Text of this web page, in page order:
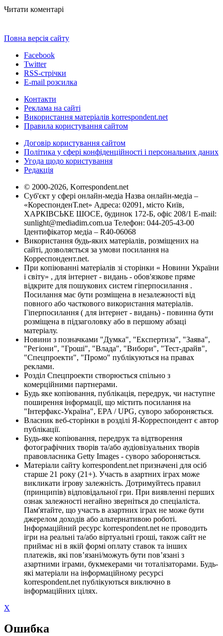
Читати коментарі
Повна версія сайту
Facebook
Twitter
RSS-стрічки
E-mail розсилка
Контакти
Реклама на сайті
Використання матеріалів korrespondent.net
Правила користування сайтом
Договір користування сайтом
Політика у сфері конфіденційності і персональних даних
Угода щодо користування
Редакція
© 2000-2026, Korrespondent.net
Суб'єкт у сфері онлайн-медіа Назва онлайн-медіа –
«КореспонденТ.net» Адреса: 02091, місто Київ,
ХАРКІВСЬКЕ ШОСЕ, будинок 172-Б, офіс 208/1 E-mail:
sunlight@mediadim.com.ua Телефон: 044-205-43-00
Ідентифікатор медіа – R40-06068
Використання будь-яких матеріалів, розміщених на
сайті, дозволяється за умови посилання на
Корреспондент.net.
При копіюванні матеріалів зі сторінки « Новини України
і світу» , для інтернет - видань - обов'язкове пряме
відкрите для пошукових систем гіперпосилання .
Посилання має бути розміщена в незалежності від
повного або часткового використання матеріалів.
Гіперпосилання ( для інтернет - видань) - повинна бути
розміщена в підзаголовку або в першому абзаці
матеріалу.
Новини з позначками "Думка", "Експертиза", "Заява",
"Регіони", "Гроші", "Влада", "Вибори", "Тест-драйв",
"Спецпроекти", "Промо" публікуються на правах
реклами.
Розділ Спецпроекти створюється спільно з
комерційними партнерами.
Будь яке копіювання, публікація, передрук, чи наступне
поширення інформації, що містить посилання на
"Інтерфакс-Україна", EPA / UPG, суворо забороняється.
Власник веб-сторінки в розділі Я-Корреспондент є автор
публікації.
Будь-яке копіювання, передрук та відтворення
фотографічних творів та/або аудіовізуальних творів
правовласника Getty Images - суворо забороняється.
Матеріали сайту korrespondent.net призначені для осіб
старше 21 року (21+). Участь в азартних іграх може
викликати ігрову залежність. Дотримуйтесь правил
(принципів) відповідальної гри. При виявленні перших
ознак залежності негайно зверніться до спеціаліста.
Пам'ятайте, що участь в азартних іграх не може бути
джерелом доходів або альтернативою роботі.
Інформаційний ресурс korrespondent.net не проводить
ігри на реальні та/або віртуальні гроші, також сайт не
приймає ні в якій формі оплату ставок та інших
платежів, які пов’язані/можуть бути пов’язані з
азартними іграми, букмекерами чи тоталізаторами. Будь-
які матеріали на інформаційному ресурсі
korrespondent.net публікуються виключно в
інформаційних цілях.
X
Ошибка